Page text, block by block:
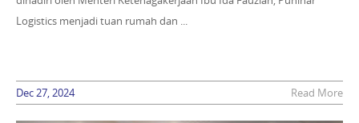
Logistics menjadi tuan rumah dan ...
Dec 27, 2024 Read More